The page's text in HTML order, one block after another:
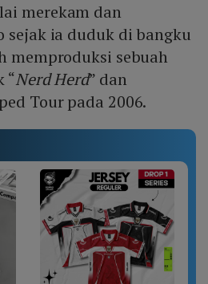
merekam dan
sejak ia duduk di bangku
memproduksi sebuah
“Nerd Herd” dan
Tour pada 2006.